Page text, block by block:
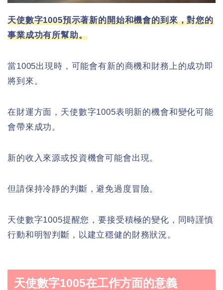
天使數字1005預示著新的開始和機會的到來，對您的
事業成功有所幫助。
當1005出現時，可能會有新的商機和財務上的成功即
將到來。
在財運方面，天使數字1005表明新的機會和變化可能
會帶來成功。
新的收入來源或投資機會可能會出現。
但請保持冷靜的判斷，避免過度冒險。
天使數字1005提醒您，要接受積極的變化，同時謹慎
行動和明智判斷，以建立穩健的財務狀況。
天使數字1005在工作方面的意義